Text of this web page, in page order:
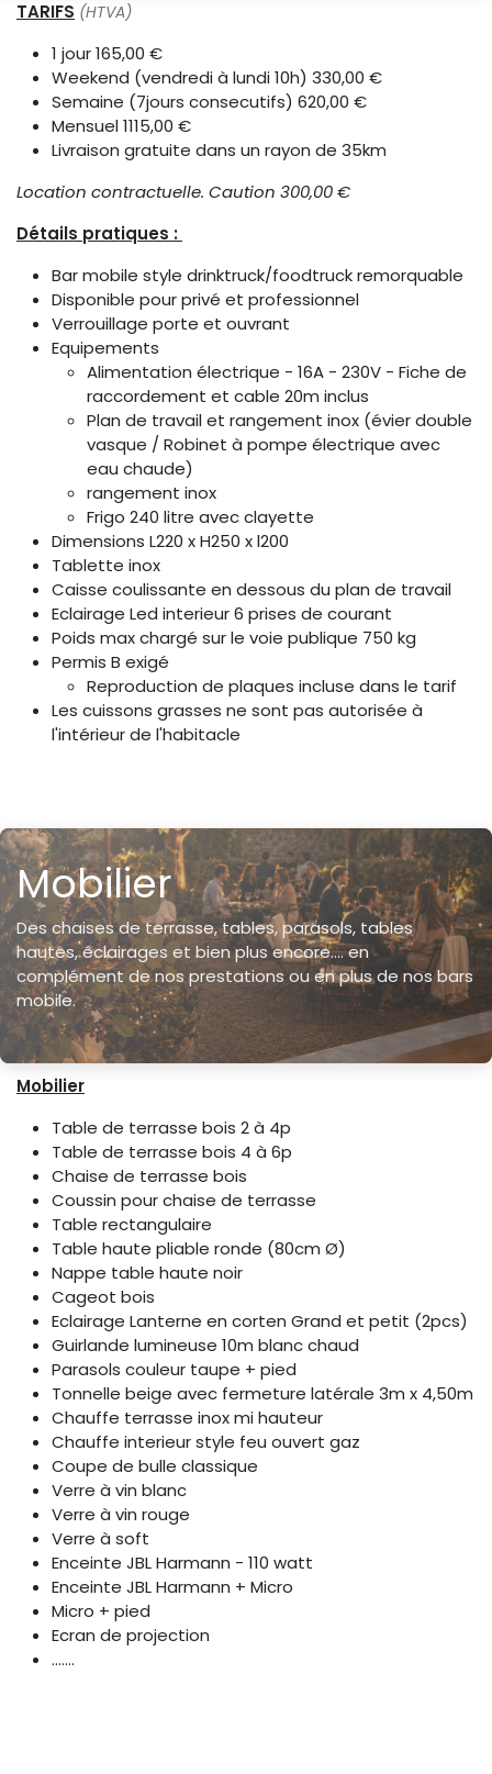
TARIFS (HTVA)
1 jour 165,00 €
Weekend (vendredi à lundi 10h) 330,00 €
Semaine (7jours consecutifs) 620,00 €
Mensuel 1115,00 €
Livraison gratuite dans un rayon de 35km
Location contractuelle. Caution 300,00 €
Détails pratiques :
Bar mobile style drinktruck/foodtruck remorquable
Disponible pour privé et professionnel
Verrouillage porte et ouvrant
Equipements
Alimentation électrique - 16A - 230V - Fiche de
raccordement et cable 20m inclus
Plan de travail et rangement inox (évier double
vasque / Robinet à pompe électrique avec
eau chaude)
rangement inox
Frigo 240 litre avec clayette
Dimensions L220 x H250 x l200
Tablette inox
Caisse coulissante en dessous du plan de travail
Eclairage Led interieur 6 prises de courant
Poids max chargé sur le voie publique 750 kg
Permis B exigé
Reproduction de plaques incluse dans le tarif
Les cuissons grasses ne sont pas autorisée à
l'intérieur de l'habitacle
Mobilier
Des chaises de terrasse, tables, parasols, tables
hautes, éclairages et bien plus encore.... en
complément de nos prestations ou en plus de nos bars
mobile.
Mobilier
Table de terrasse bois 2 à 4p
Table de terrasse bois 4 à 6p
Chaise de terrasse bois
Coussin pour chaise de terrasse
Table rectangulaire
Table haute pliable ronde (80cm Ø)
Nappe table haute noir
Cageot bois
Eclairage Lanterne en corten Grand et petit (2pcs)
Guirlande lumineuse 10m blanc chaud
Parasols couleur taupe + pied
Tonnelle beige avec fermeture latérale 3m x 4,50m
Chauffe terrasse inox mi hauteur
Chauffe interieur style feu ouvert gaz
Coupe de bulle classique
Verre à vin blanc
Verre à vin rouge
Verre à soft
Enceinte JBL Harmann - 110 watt
Enceinte JBL Harmann + Micro
Micro + pied
Ecran de projection
.......